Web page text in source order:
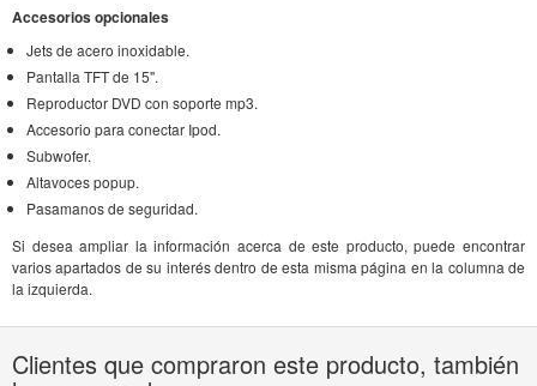
Accesorios opcionales
Jets de acero inoxidable.
Pantalla TFT de 15".
Reproductor DVD con soporte mp3.
Accesorio para conectar Ipod.
Subwofer.
Altavoces popup.
Pasamanos de seguridad.
Si desea ampliar la información acerca de este producto, puede encontrar
varios apartados de su interés dentro de esta misma página en la columna de
la izquierda.
Clientes que compraron este producto, también